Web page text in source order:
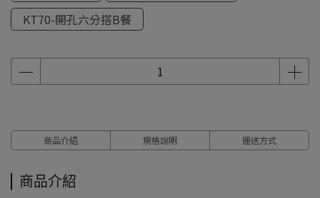
KT70-開孔六分搭B餐
商品介紹 規格說明 運送方式
商品介紹